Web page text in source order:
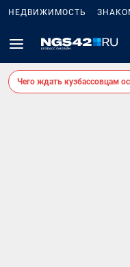
НЕДВИЖИМОСТЬ
Чего ждать кузбассовцам